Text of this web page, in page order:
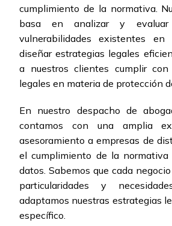
cumplimiento de la normativa.
basa en analizar y
vulnerabilidades existentes en
diseñar estrategias legales
a nuestros clientes cumplir con
legales en materia de protección
En nuestro despacho de
contamos con una amplia
asesoramiento a empresas de
el cumplimiento de la
datos. Sabemos que cada
particularidades y
adaptamos nuestras estrategias
específico.